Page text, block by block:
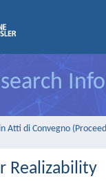
Atti di Convegno
Realizability